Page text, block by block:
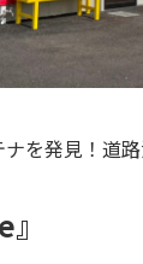
を発見！道